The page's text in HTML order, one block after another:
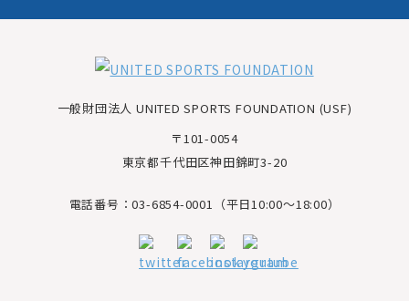
一般財団法人 UNITED SPORTS FOUNDATION (USF)
〒101-0054
東京都千代田区神田錦町3-20
電話番号：03-6854-0001（平日10:00～18:00）